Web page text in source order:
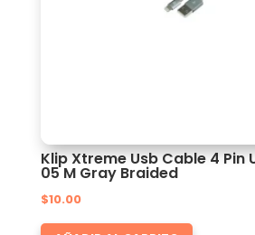
Klip Xtreme Usb Cable 4 Pin
05 M Gray Braided
$10.00